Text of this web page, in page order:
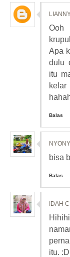
Ooh
Apa
dulu
itu
Balas
bisa
Balas
IDAH
itu. :D